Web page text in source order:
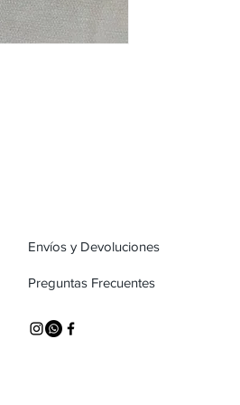
Envíos y Devoluciones
Preguntas Frecuentes